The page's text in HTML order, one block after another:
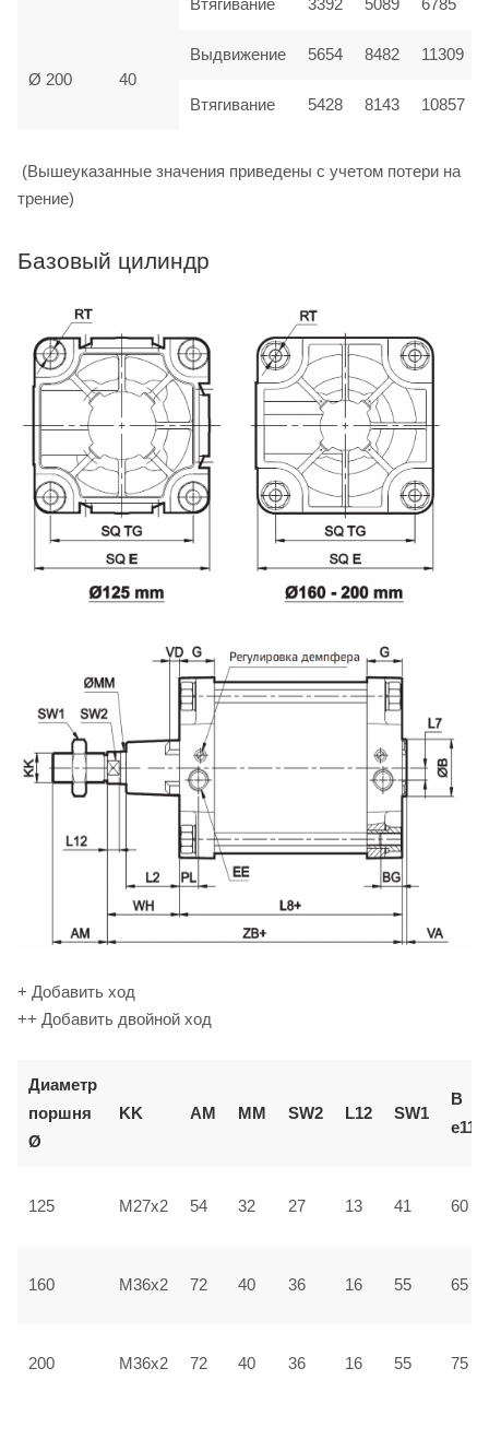
Втягивание 3392 5089 6785
Ø 200 40
Выдвижение 5654 8482 11309
Втягивание 5428 8143 10857
(Вышеуказанные значения приведены с учетом потери на
трение)
Базовый цилиндр
+ Добавить ход
++ Добавить двойной ход
Диаметр
поршня
Ø
KK AM ММ SW2 L12 SW1
В
e11
125 M27x2 54 32 27 13 41 60
160 M36x2 72 40 36 16 55 65
200 M36x2 72 40 36 16 55 75